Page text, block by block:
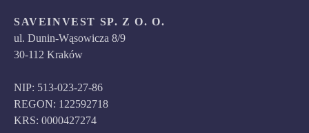
SAVEINVEST SP. Z O. O.
ul. Dunin-Wąsowicza 8/9
30-112 Kraków
NIP: 513-023-27-86
REGON: 122592718
KRS: 0000427274